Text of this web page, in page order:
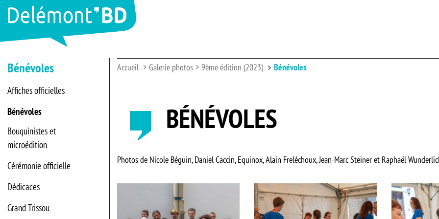
Bénévoles
Affiches officielles
Bénévoles
Bouquinistes et
microédition
Cérémonie officielle
Dédicaces
Grand Trissou
Accueil Galerie photos 9ème édition (2023) Bénévoles
BÉNÉVOLES
Photos de Nicole Béguin, Daniel Caccin, Equinox, Alain Freléchoux, Jean-Marc Steiner et Raphaël